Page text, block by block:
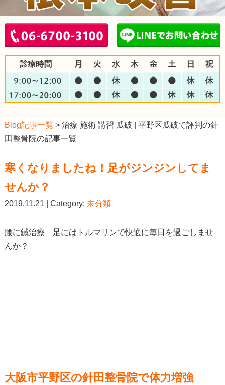
Blog記事一覧 > 治療 施術 講習 瓜破 | 平野区瓜破で評判の針
田整骨院の記事一覧
寒くなりましたね！足がジンジンしてま
せんか？
2019.11.21 | Category: 未分類
腰に鍼治療 足にはトルマリンで快適に毎日を過ごしませ
んか？
大阪市平野区の針田整骨院で体力増強